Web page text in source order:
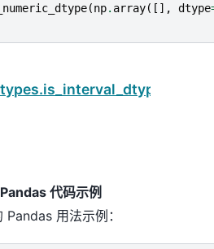
(np. array([], dtype
代码示例
用法示例：